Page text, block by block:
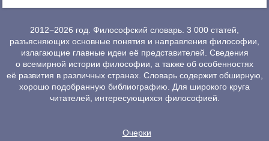
2012−2026 год. Философский словарь. 3 000 статей,
разъясняющих основные понятия и направления философии,
излагающие главные идеи её представителей. Сведения
о всемирной истории философии, а также об особенностях
её развития в различных странах. Словарь содержит обширную,
хорошо подобранную библиографию. Для широкого круга
читателей, интересующихся философией.
Очерки